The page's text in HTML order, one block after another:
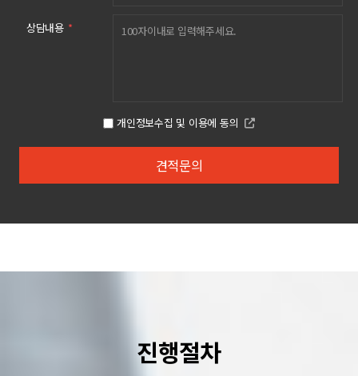
상담내용 *
개인정보수집 및 이용에 동의
진행절차